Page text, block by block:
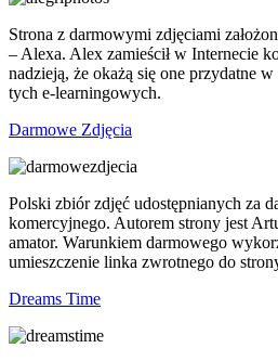
Strona z darmowymi zdjęciami
– Alexa. Alex zamieścił w Internecie
nadzieją, że okażą się one przydatne
tych e-learningowych.
Darmowe Zdjęcia
Polski zbiór zdjęć udostępnianych za
komercyjnego. Autorem strony jest
amator. Warunkiem darmowego
umieszczenie linka zwrotnego do
Dreams Time